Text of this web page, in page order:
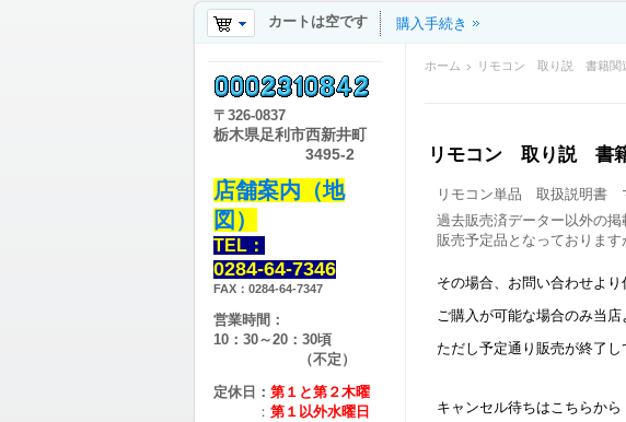
カートは空です 購入手続き
ホーム リモコン 取り説 書籍関
リモコン 取り説 書
リモコン単品 取扱説明書
過去販売済データー以外の掲
販売予定品となっておりま
その場合、お問い合わせよ
ご購入が可能な場合のみ当店
ただし予定通り販売が終了
キャンセル待ちはこちらから
〒 326-0837
栃木県足利市西新井町
3495-2
店舗案内（地
図）
TEL：
0284-64-7346
FAX：0284-64-7347
営業時間：
10：30～20：30頃
（不定）
定休日： 第１と第２木曜
： 第１以外水曜日